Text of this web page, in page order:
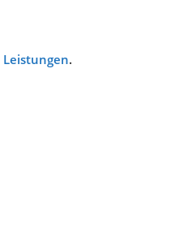
Leistungen.